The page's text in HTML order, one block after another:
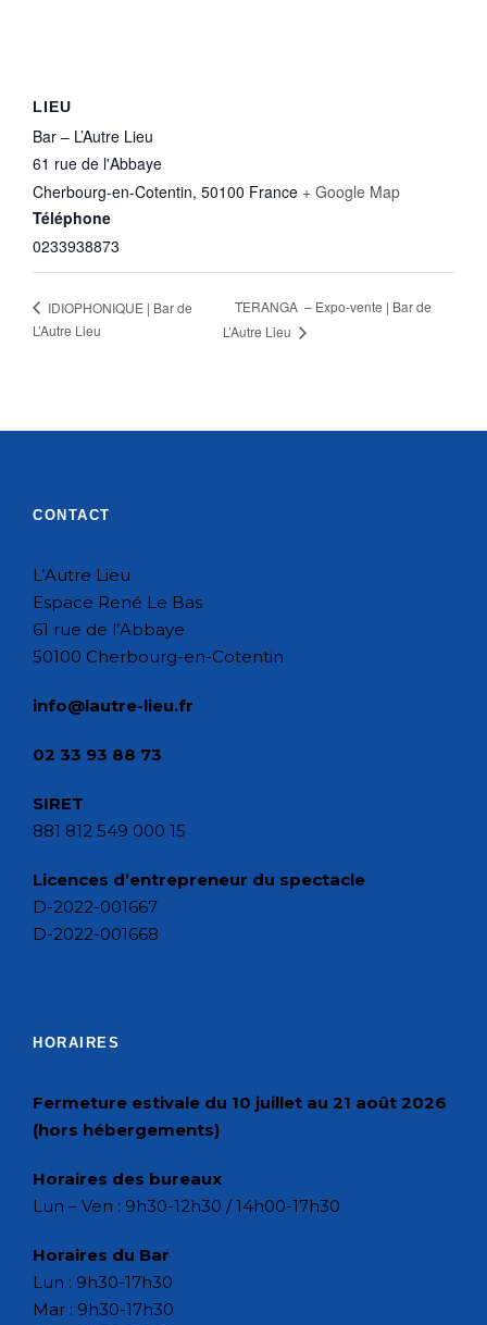
LIEU
Bar – L’Autre Lieu
61 rue de l'Abbaye
Cherbourg-en-Cotentin, 50100 France + Google Map
Téléphone
0233938873
IDIOPHONIQUE | Bar de
L’Autre Lieu
TERANGA – Expo-vente | Bar de
L’Autre Lieu
CONTACT
L’Autre Lieu
Espace René Le Bas
61 rue de l’Abbaye
50100 Cherbourg-en-Cotentin
info@lautre-lieu.fr
02 33 93 88 73
SIRET
881 812 549 000 15
Licences d’entrepreneur du spectacle
D-2022-001667
D-2022-001668
HORAIRES
Fermeture estivale du 10 juillet au 21 août 2026
(hors hébergements)
Horaires des bureaux
Lun – Ven : 9h30-12h30 / 14h00-17h30
Horaires du Bar
Lun : 9h30-17h30
Mar : 9h30-17h30